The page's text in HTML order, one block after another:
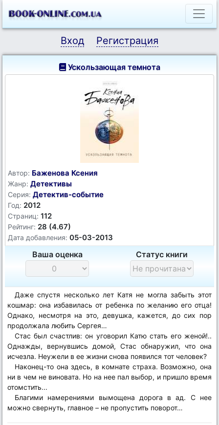
Вход Регистрация
Ускользающая темнота
Автор: Баженова Ксения
Жанр: Детективы
Серия: Детектив-событие
Год: 2012
Страниц: 112
Рейтинг: 28 (4.67)
Дата добавления: 05-03-2013
Ваша оценка Статус книги
Даже спустя несколько лет Катя не могла забыть этот
кошмар: она избавилась от ребенка по желанию его отца!
Однако, несмотря на это, девушка, кажется, до сих пор
продолжала любить Сергея…
Стас был счастлив: он уговорил Катю стать его женой!..
Однажды, вернувшись домой, Стас обнаружил, что она
исчезла. Неужели в ее жизни снова появился тот человек?
Наконец-то она здесь, в комнате страха. Возможно, она
ни в чем не виновата. Но на нее пал выбор, и пришло время
отомстить...
Благими намерениями вымощена дорога в ад. С нее
можно свернуть, главное – не пропустить поворот…